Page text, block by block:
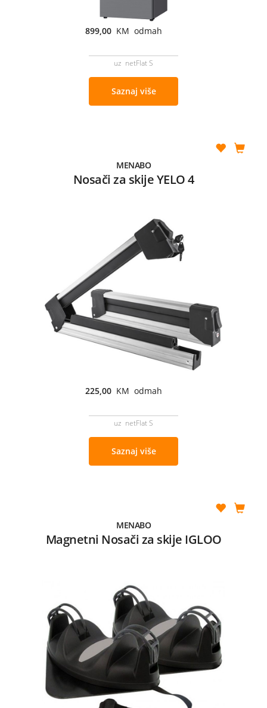
899,00 KM odmah
uz netFlat S
Saznaj više
MENABO
Nosači za skije YELO 4
225,00 KM odmah
uz netFlat S
Saznaj više
MENABO
Magnetni Nosači za skije IGLOO